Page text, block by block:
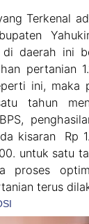
Terkenal
daerah ini
pertanian
ini, maka
tahun
kisaran Rp
untuk satu
proses
terus